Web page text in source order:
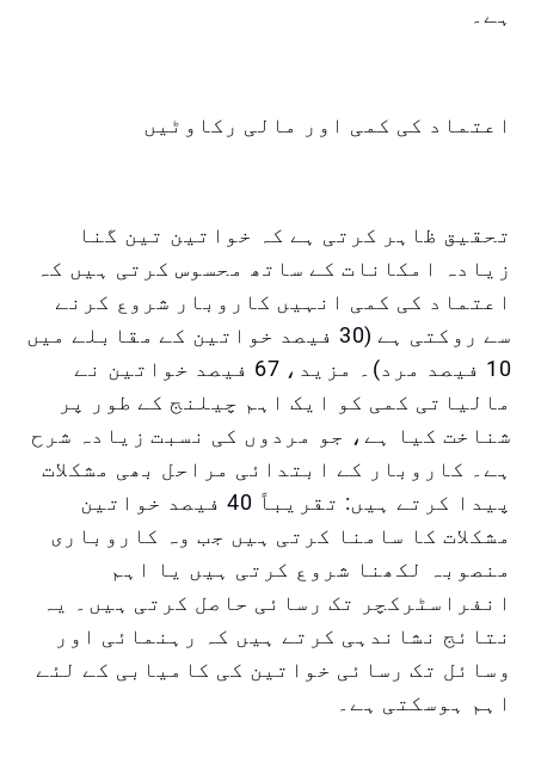
ہے۔
اعتماد کی کمی اور مالی رکاوٹیں
تحقیق ظاہر کرتی ہے کہ خواتین تین گنا
زیادہ امکانات کے ساتھ محسوس کرتی ہیں کہ
اعتماد کی کمی انہیں کاروبار شروع کرنے
سے روکتی ہے (30 فیصد خواتین کے مقابلے میں
10 فیصد مرد)۔ مزید، 67 فیصد خواتین نے
مالیاتی کمی کو ایک اہم چیلنج کے طور پر
شناخت کیا ہے، جو مردوں کی نسبت زیادہ شرح
ہے۔ کاروبار کے ابتدائی مراحل بھی مشکلات
پیدا کرتے ہیں: تقریباً 40 فیصد خواتین
مشکلات کا سامنا کرتی ہیں جب وہ کاروباری
منصوبہ لکھنا شروع کرتی ہیں یا اہم
انفراسٹرکچر تک رسائی حاصل کرتی ہیں۔ یہ
نتائج نشاندہی کرتے ہیں کہ رہنمائی اور
وسائل تک رسائی خواتین کی کامیابی کے لئے
اہم ہوسکتی ہے۔